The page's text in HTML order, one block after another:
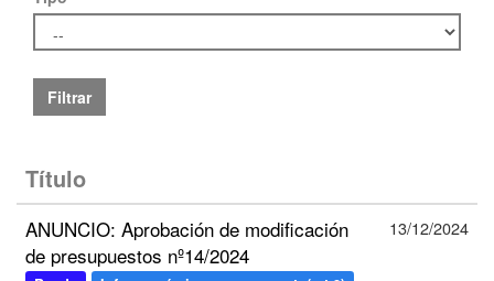
Filtrar
Título
ANUNCIO: Aprobación de modificación
de presupuestos nº14/2024
13/12/2024